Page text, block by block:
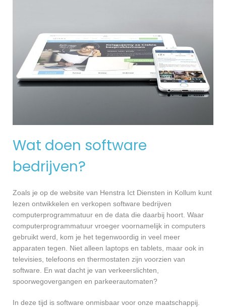
Wat doen software
bedrijven?
Zoals je op de website van Henstra Ict Diensten in Kollum kunt
lezen ontwikkelen en verkopen software bedrijven
computerprogrammatuur en de data die daarbij hoort. Waar
computerprogrammatuur vroeger voornamelijk in computers
gebruikt werd, kom je het tegenwoordig in veel meer
apparaten tegen. Niet alleen laptops en tablets, maar ook in
televisies, telefoons en thermostaten zijn voorzien van
software. En wat dacht je van verkeerslichten,
spoorwegovergangen en parkeerautomaten?
In deze tijd is software onmisbaar voor onze maatschappij.